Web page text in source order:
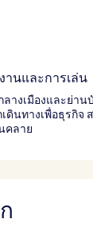
านและการเล่น
างเมืองและย่าน
ดินทางเพื่อธุรกิจ
คลาย